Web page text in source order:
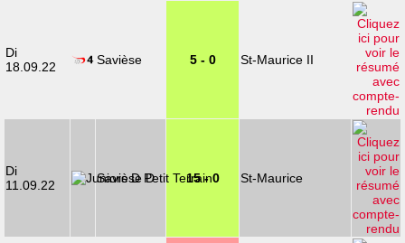
Di
18.09.22
Savièse 5 - 0 St-Maurice II
Di
11.09.22
Savièse D 15 - 0 St-Maurice